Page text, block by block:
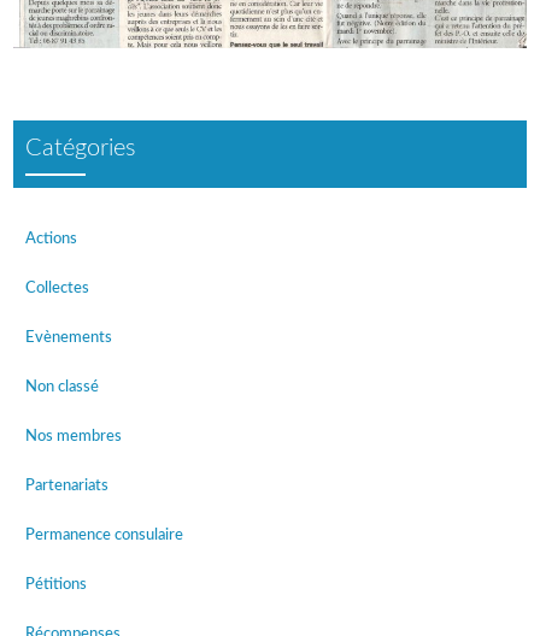
Catégories
Actions
Collectes
Evènements
Non classé
Nos membres
Partenariats
Permanence consulaire
Pétitions